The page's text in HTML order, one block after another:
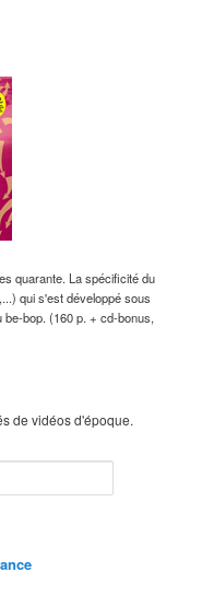
quarante. La spécificité du
qui s'est développé sous
be-bop. (160 p. + cd-bonus,
de vidéos d'époque.